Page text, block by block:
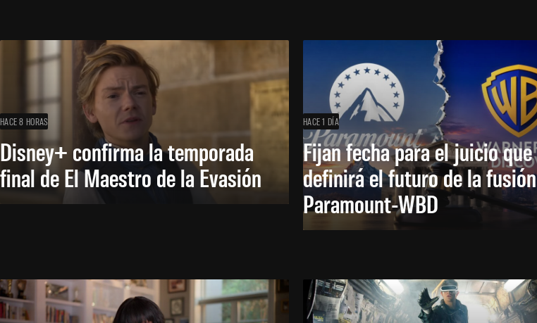
HACE 8 HORAS
Disney+ confirma la temporada
final de El Maestro de la Evasión
HACE 1 DÍA
Fijan fecha para el juicio que
definirá el futuro de la fusión
Paramount-WBD